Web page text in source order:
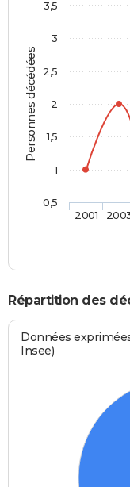
Personnes décédées
2001
0,5
1
1,5
2
2,5
3
3,5
Répartition des
Données
Insee)